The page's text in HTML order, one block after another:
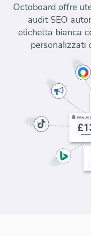
Octoboard offre
audit SEO
etichetta bianca
personalizzati